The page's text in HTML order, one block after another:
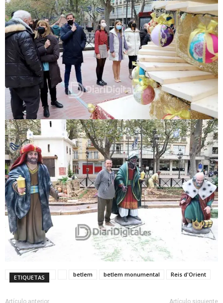
ETIQUETAS betlem betlem monumental Reis d'Orient